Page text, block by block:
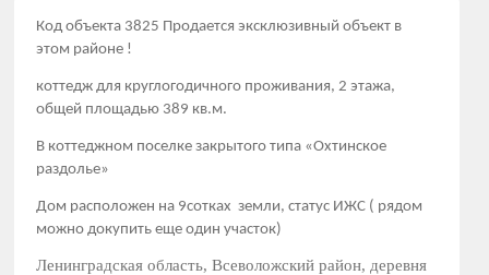
Код объекта 3825 Продается эксклюзивный объект в
этом районе !
коттедж для круглогодичного проживания, 2 этажа,
общей площадью 389 кв.м.
В коттеджном поселке закрытого типа «Охтинское
раздолье»
Дом расположен на 9сотках земли, статус ИЖС ( рядом
можно докупить еще один участок)
Ленинградская область, Всеволожский район, деревня